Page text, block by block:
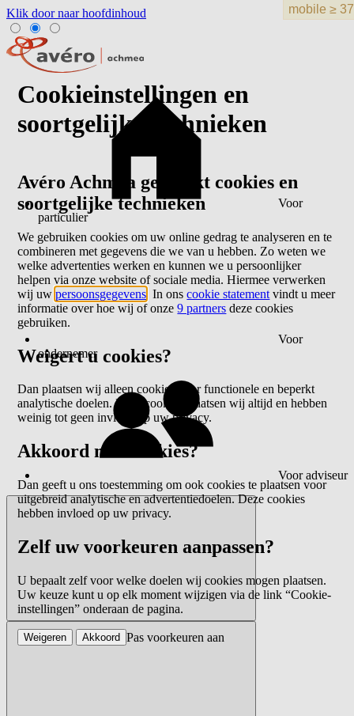
Klik door naar hoofdinhoud
Voor
particulier
Voor
ondernemer
Voor adviseur
Cookieinstellingen en
soortgelijke technieken
Avéro Achmea gebruikt cookies en
soortgelijke technieken
We gebruiken cookies om uw online gedrag te analyseren en te
combineren met gegevens die we van u hebben. Zo weten we
welke advertenties werken en kunnen we u persoonlijker
helpen via onze website of sociale media. Hiermee verwerken
wij uwpersoonsgegevens . In onscookie statement vindt u meer
informatie over hoe wij of onze9 partners deze cookies
gebruiken.
Weigert u cookies?
Dan plaatsen wij alleen cookies voor functionele en beperkt
analytische doelen. Deze cookies plaatsen wij altijd en hebben
weinig tot geen invloed op uw privacy.
Akkoord met cookies?
Dan geeft u ons toestemming om ook cookies te plaatsen voor
uitgebreid analytische en advertentiedoelen. Deze cookies
hebben invloed op uw privacy.
Zelf uw voorkeuren aanpassen?
U bepaalt zelf voor welke doelen wij cookies mogen plaatsen.
Uw keuze kunt u op elk moment wijzigen via de link “Cookie-
instellingen” onderaan de pagina.
Pas voorkeuren aan
Weigeren Akkoord